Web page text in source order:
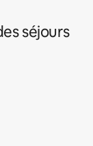
séjours